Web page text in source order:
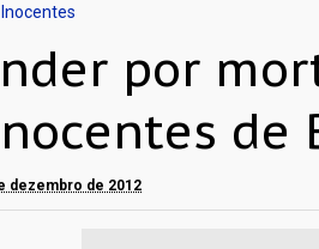
Inocentes
por
de
dezembro de 2012